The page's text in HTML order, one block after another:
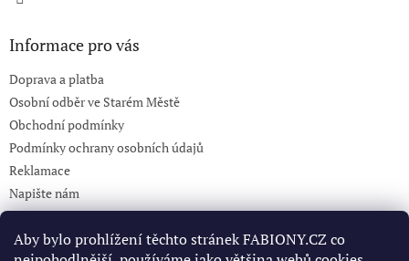
Aby bylo prohlížení těchto stránek FABIONY.CZ co
Informace pro vás
Doprava a platba
Osobní odběr ve Starém Městě
Obchodní podmínky
Podmínky ochrany osobních údajů
Reklamace
Napište nám
KONTAKT 732765499